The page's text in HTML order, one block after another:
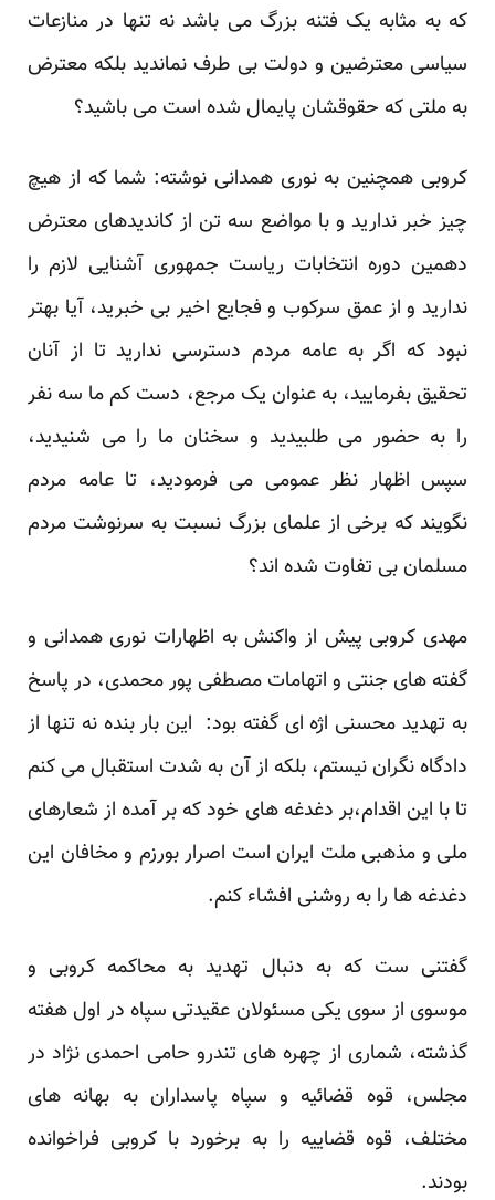
که به مثابه یک فتنه بزرگ می باشد نه تنها در منازعات
سیاسی معترضین و دولت بی طرف نماندید بلکه معترض
به ملتی که حقوقشان پایمال شده است می باشید؟
کروبی همچنین به نوری همدانی نوشته: شما که از هیچ
چیز خبر ندارید و با مواضع سه تن از کاندیدهای معترض
دهمین دوره انتخابات ریاست جمهوری آشنایی لازم را
ندارید و از عمق سرکوب و فجایع اخیر بی خبرید، آیا بهتر
نبود که اگر به عامه مردم دسترسی ندارید تا از آنان
تحقیق بفرمایید، به عنوان یک مرجع، دست کم ما سه نفر
را به حضور می طلبیدید و سخنان ما را می شنیدید،
سپس اظهار نظر عمومی می فرمودید، تا عامه مردم
نگویند که برخی از علمای بزرگ نسبت به سرنوشت مردم
مسلمان بی تفاوت شده اند؟
مهدی کروبی پیش از واکنش به اظهارات نوری همدانی و
گفته های جنتی و اتهامات مصطفی پور محمدی، در پاسخ
به تهدید محسنی اژه ای گفته بود: این بار بنده نه تنها از
دادگاه نگران نیستم، بلکه از آن به شدت استقبال می کنم
تا با این اقدام،بر دغدغه های خود که بر آمده از شعارهای
ملی و مذهبی ملت ایران است اصرار بورزم و مخافان این
دغدغه ها را به روشنی افشاء کنم.
گفتنی ست که به دنبال تهدید به محاکمه کروبی و
موسوی از سوی یکی مسئولان عقیدتی سپاه در اول هفته
گذشته، شماری از چهره های تندرو حامی احمدی نژاد در
مجلس، قوه قضائیه و سپاه پاسداران به بهانه های
مختلف، قوه قضاییه را به برخورد با کروبی فراخوانده
بودند.